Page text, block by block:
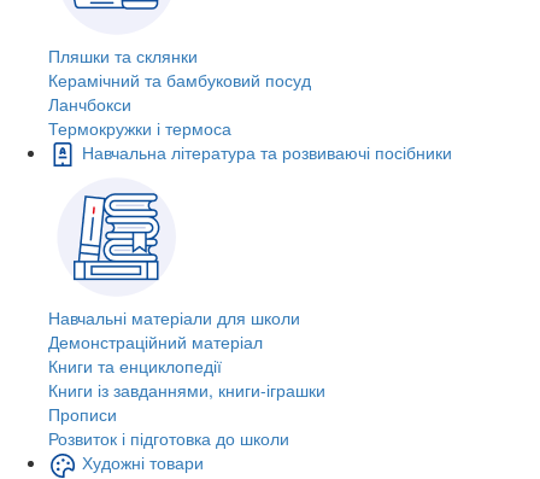
Пляшки та склянки
Керамічний та бамбуковий посуд
Ланчбокси
Термокружки і термоса
Навчальна література та розвиваючі посібники
Навчальні матеріали для школи
Демонстраційний матеріал
Книги та енциклопедії
Книги із завданнями, книги-іграшки
Прописи
Розвиток і підготовка до школи
Художні товари